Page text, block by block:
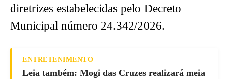
diretrizes estabelecidas pelo Decreto
Municipal número 24.342/2026.
ENTRETENIMENTO
Leia também: Mogi das Cruzes realizará meia